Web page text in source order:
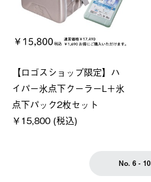
【ロゴスショップ限定】ハ
イパー氷点下クーラーL＋氷
点下パック2枚セット
￥15,800 (税込)
No. 6 - 10